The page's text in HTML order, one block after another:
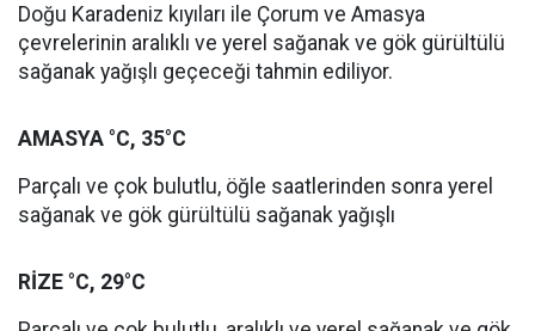
Doğu Karadeniz kıyıları ile Çorum ve Amasya
çevrelerinin aralıklı ve yerel sağanak ve gök gürültülü
sağanak yağışlı geçeceği tahmin ediliyor.
AMASYA °C, 35°C
Parçalı ve çok bulutlu, öğle saatlerinden sonra yerel
sağanak ve gök gürültülü sağanak yağışlı
RİZE °C, 29°C